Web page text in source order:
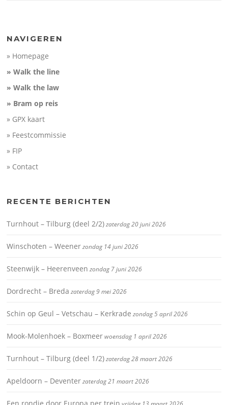
NAVIGEREN
» Homepage
» Walk the line
» Walk the law
» Bram op reis
» GPX kaart
» Feestcommissie
» FIP
» Contact
RECENTE BERICHTEN
Turnhout – Tilburg (deel 2/2)zaterdag 20 juni 2026
Winschoten – Weenerzondag 14 juni 2026
Steenwijk – Heerenveen zondag 7 juni 2026
Dordrecht – Breda zaterdag 9 mei 2026
Schin op Geul – Vetschau – Kerkrade zondag 5 april 2026
Mook-Molenhoek – Boxmeerwoensdag 1 april 2026
Turnhout – Tilburg (deel 1/2)zaterdag 28 maart 2026
Apeldoorn – Deventerzaterdag 21 maart 2026